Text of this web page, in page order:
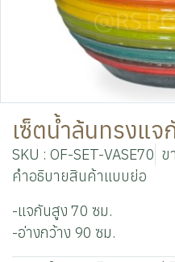
เซ็ตน้ำล้นทรงแจ
SKU : OF-SET-VASE70 ข
คำอธิบายสินค้าแบบย่อ
-แจกันสูง 70 ซม.
-อ่างกว้าง 90 ซม.